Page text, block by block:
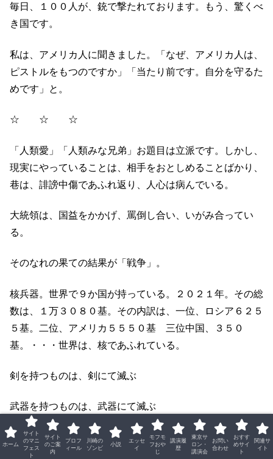
毎日、１００人が、銃で撃たれております。もう、驚くべ
き国です。
私は、アメリカ人に聞きました。「なぜ、アメリカ人は、
ピストルをもつのですか」「当たり前です。自分を守るた
めです」と。
☆ ☆ ☆
「人類愛」「人類みな兄弟」お題目は立派です。しかし、
現実にやっていることは、相手をおとしめることばかり、
巷は、誹謗中傷であふれ返り、人心は病んでいる。
大統領は、国益をかかげ、罵倒し合い、いがみ合ってい
る。
そのなれの果ての結果が「戦争」。
核兵器。世界で９か国が持っている。２０２１年。その総
数は、１万３０８０基。その内訳は、一位、ロシア６２５
５基。二位、アメリカ５５５０基 三位中国、３５０
基。・・・世界は、核であふれている。
剣を持つものは、剣にて滅ぶ
武器を持つものは、武器にて滅ぶ
核を持つものは、核にて滅ぶ
ホーム
サイト
のマニ
フェス
ト
サイト
のご案
内
プロフ
ィール
川崎の
ゾンビ
小説
エッセ
イ
モフモ
フおや
じ
講演履
歴
東京サ
ロン・
講演会
お問い
合わせ
おすす
めサイ
ト
関連サ
イト